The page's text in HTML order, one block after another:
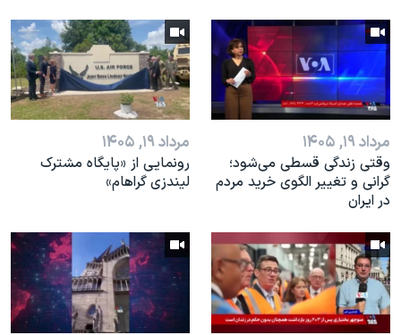
مرداد ۱۹, ۱۴۰۵
وقتی زندگی قسطی می‌شود؛
گرانی و تغییر الگوی خرید مردم
در ایران
مرداد ۱۹, ۱۴۰۵
رونمایی از «پایگاه مشترک
لیندزی گراهام»